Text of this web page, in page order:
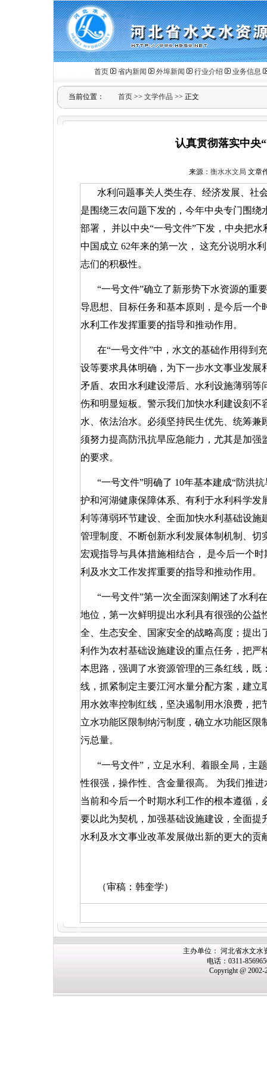
首页 省内新闻 外埠新闻 行业介绍 业务信息
当前位置： 首页 >> 文学作品 >> 正文
认真贯彻落实中央
来源： 衡水水文局 文章
水利问题事关人类生存、经济发展、社
是围绕三农问题下发的，今年中央专门围
部署，
并以中央“一号文件”下发，中央把
中国成立 62年来的第一次，
这充分说明水
志们的积极性。
“一号文件”确立了新形势下水资源的重
导思想、目标任务和基本原则，是今后一
水利工作发挥重要的指导和推动作用。
在“一号文件”中，水文的基础作用得到
设等要求具体明确，为下一步水文事业发展
矛盾、农田水利建设滞后、水利设施薄弱
伤和明显短板。警示我们加快水利建设刻
水、依法治水。必须坚持民生优先、统筹
须努力提高防汛抗旱应急能力，尤其是加
的要求。
“一号文件”明确了 10年基本建成“防洪
护和河湖健康保障体系、有利于水利科学
利等薄弱环节建设、全面加快水利基础设
管理制度、不断创新水利发展体制机制、
宏观指导与具体措施相结合， 是今后一个
利及水文工作发挥重要的指导和推动作用。
“一号文件”第一次全面深刻阐述了水利
地位，第一次鲜明提出水利具有很强的公
全、生态安全、国家安全的战略高度；提出
利作为农村基础设施建设的重点任务，把严
本思路，强调了水资源管理的三条红线，
线，抓紧制定主要江河水量分配方案，建
用水效率控制红线，坚决遏制用水浪费，
立水功能区限制纳污制度，确立水功能区
污总量。
“一号文件”，立足水利、着眼全局，主
性很强，操作性、含金量很高。 为我们推
当前和今后一个时期水利工作的根本遵循
要以此为契机，加强基础设施建设，全面
水利及水文事业改革发展做出新的更大的贡
（审稿：韩奎学）
主办单位： 河北省水文水
电话：0311-
Copyright @ 2002-